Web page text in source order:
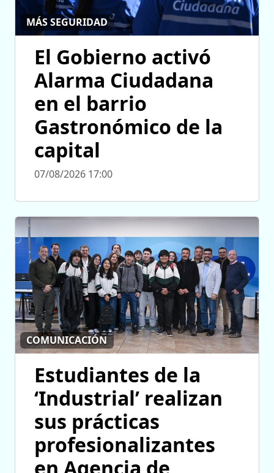
MÁS SEGURIDAD
El Gobierno activó
Alarma Ciudadana
en el barrio
Gastronómico de la
capital
07/08/2026 17:00
COMUNICACIÓN
Estudiantes de la
‘Industrial’ realizan
sus prácticas
profesionalizantes
en Agencia de